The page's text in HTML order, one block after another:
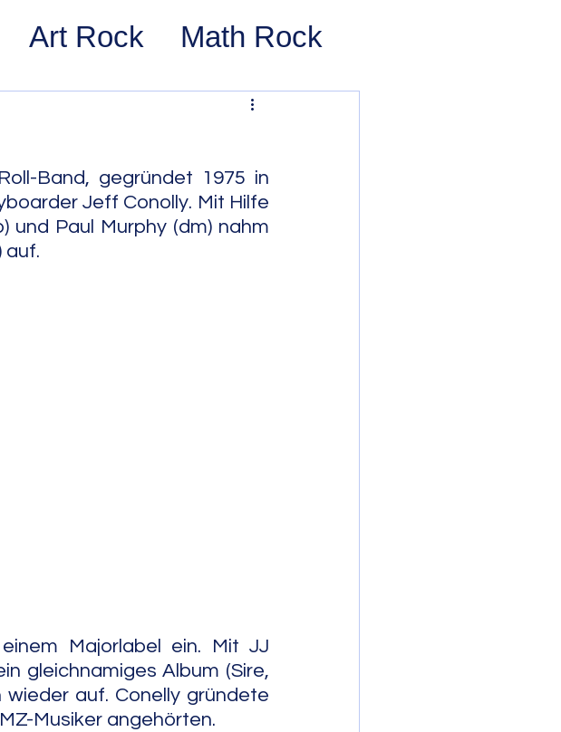
Art Rock Math Rock
Alternative Rock
Indie Pop
Band, gegründet 1975 in
Jeff Conolly. Mit Hilfe
und Paul Murphy (dm) nahm
auf.
Majorlabel ein. Mit JJ
gleichnamiges Album (Sire,
auf. Conelly gründete
Musiker angehörten.